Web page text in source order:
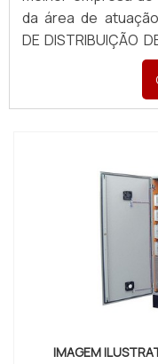
da área de
DE DISTRIBUIÇÃO
de distribuição de
descobre a
com alto know-
IMAGEM